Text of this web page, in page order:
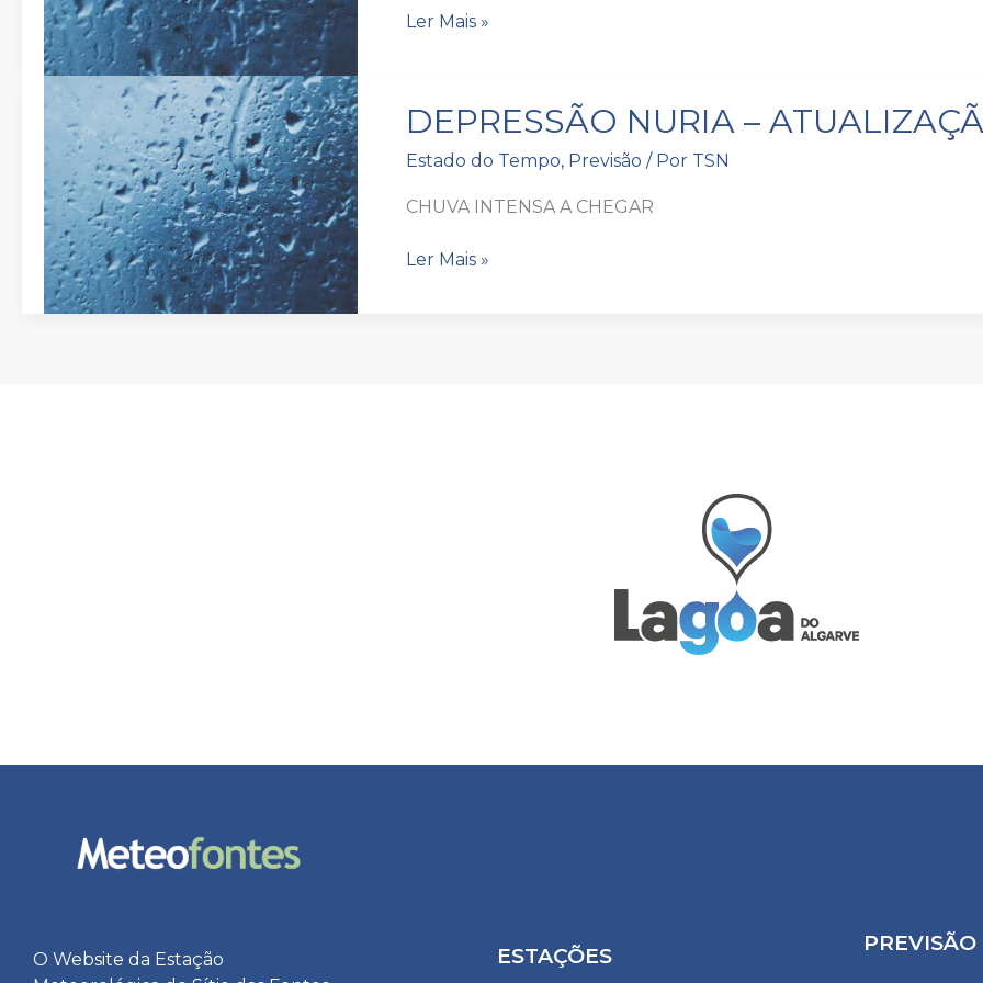
Ler Mais »
DEPRESSÃO NURIA –
Estado do Tempo, Previsão / Por TSN
CHUVA INTENSA A CHEGAR
NURIA
–
ATUALIZAÇÃO
Ler Mais »
O Website da Estação
ESTAÇÕES
PREVISÃO